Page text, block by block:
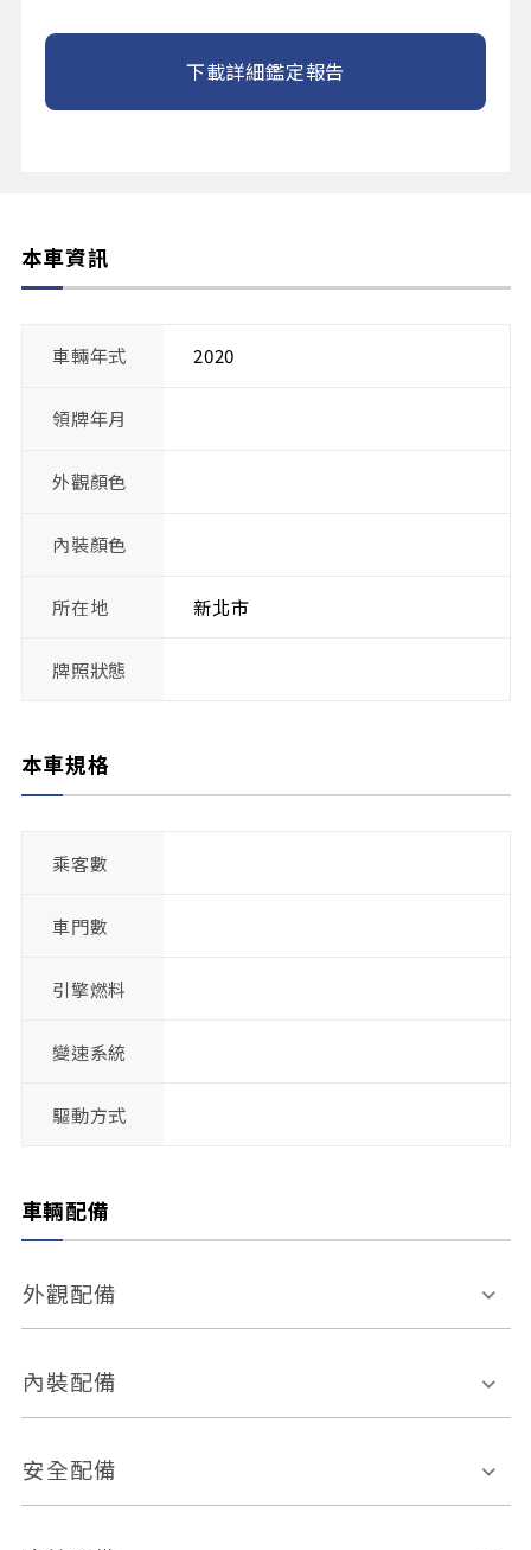
下載詳細鑑定報告
本車資訊
車輛年式 2020
領牌年月
外觀顏色
內裝顏色
所在地 新北市
牌照狀態
本車規格
乘客數
車門數
引擎燃料
變速系統
驅動方式
車輛配備
外觀配備
電動天窗
後視鏡方向指示燈
內裝配備
多功能方向盤
安全配備